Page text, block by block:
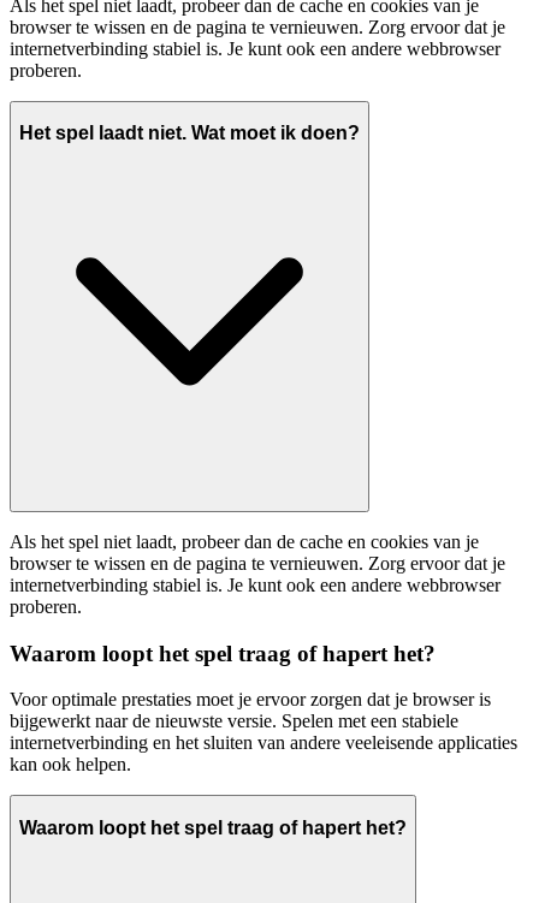
Als het spel niet laadt, probeer dan de cache en cookies van je
browser te wissen en de pagina te vernieuwen. Zorg ervoor dat je
internetverbinding stabiel is. Je kunt ook een andere webbrowser
proberen.
Het spel laadt niet. Wat moet ik doen?
Als het spel niet laadt, probeer dan de cache en cookies van je
browser te wissen en de pagina te vernieuwen. Zorg ervoor dat je
internetverbinding stabiel is. Je kunt ook een andere webbrowser
proberen.
Waarom loopt het spel traag of hapert het?
Voor optimale prestaties moet je ervoor zorgen dat je browser is
bijgewerkt naar de nieuwste versie. Spelen met een stabiele
internetverbinding en het sluiten van andere veeleisende applicaties
kan ook helpen.
Waarom loopt het spel traag of hapert het?